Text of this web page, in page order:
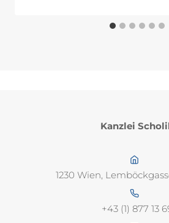
Kanzlei
1230 Wien,
+43 (1) 877 13